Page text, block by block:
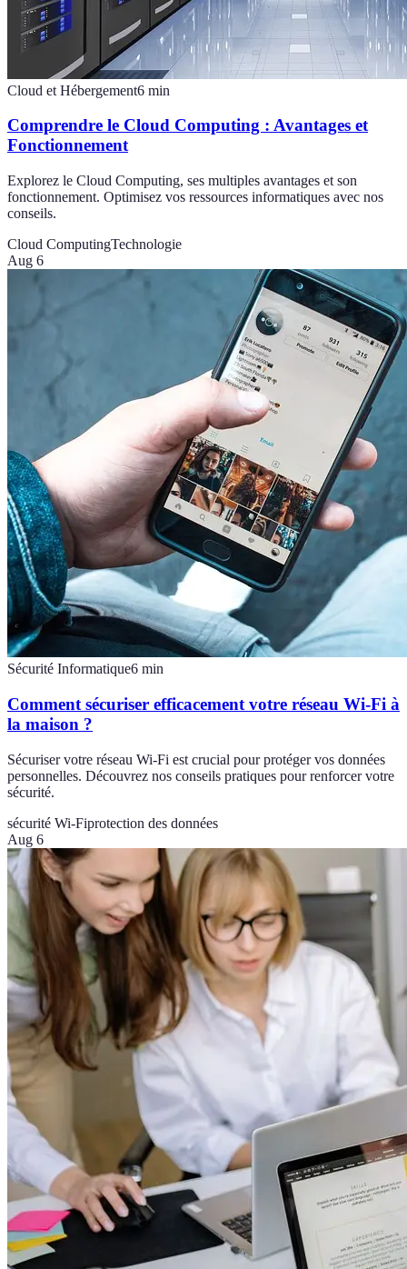
Cloud et Hébergement6 min
Comprendre le Cloud Computing : Avantages et
Fonctionnement
Explorez le Cloud Computing, ses multiples avantages et son
fonctionnement. Optimisez vos ressources informatiques avec nos
conseils.
Cloud ComputingTechnologie
Aug 6
Sécurité Informatique6 min
Comment sécuriser efficacement votre réseau Wi-Fi à
la maison ?
Sécuriser votre réseau Wi-Fi est crucial pour protéger vos données
personnelles. Découvrez nos conseils pratiques pour renforcer votre
sécurité.
sécurité Wi-Fiprotection des données
Aug 6